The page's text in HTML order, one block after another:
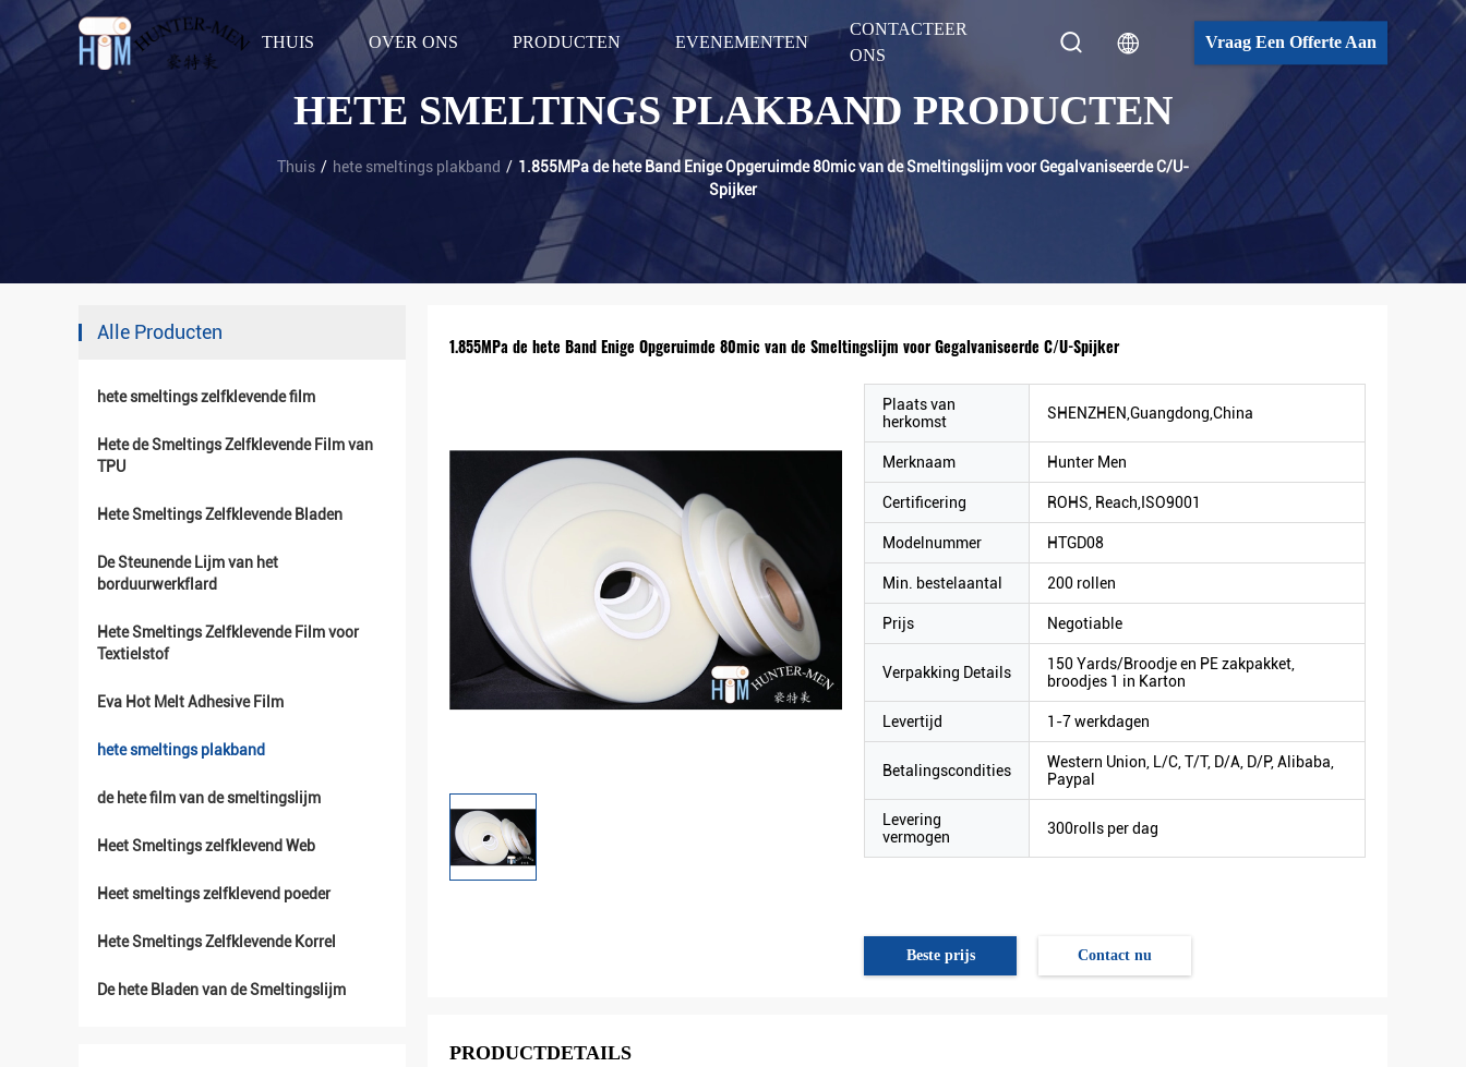
THUIS OVER ONS PRODUCTEN EVENEMENTEN
CONTACTEER
ONS
Vraag Een Offerte Aan
HETE SMELTINGS PLAKBAND PRODUCTEN
Thuis / hete smeltings plakband / 1.855MPa de hete Band Enige Opgeruimde 80mic van de Smeltingslijm voor Gegalvaniseerde C/U-
Spijker
Alle Producten
hete smeltings zelfklevende film
Hete de Smeltings Zelfklevende Film van
TPU
Hete Smeltings Zelfklevende Bladen
De Steunende Lijm van het
borduurwerkflard
Hete Smeltings Zelfklevende Film voor
Textielstof
Eva Hot Melt Adhesive Film
hete smeltings plakband
de hete film van de smeltingslijm
Heet Smeltings zelfklevend Web
Heet smeltings zelfklevend poeder
Hete Smeltings Zelfklevende Korrel
De hete Bladen van de Smeltingslijm
1.855MPa de hete Band Enige Opgeruimde 80mic van de Smeltingslijm voor Gegalvaniseerde C/U-Spijker
Plaats van
herkomst
SHENZHEN,Guangdong,China
Merknaam Hunter Men
Certificering ROHS, Reach,ISO9001
Modelnummer HTGD08
Min. bestelaantal 200 rollen
Prijs Negotiable
Verpakking Details
150 Yards/Broodje en PE zakpakket,
broodjes 1 in Karton
Levertijd 1-7 werkdagen
Betalingscondities
Western Union, L/C, T/T, D/A, D/P, Alibaba,
Paypal
Levering
vermogen
300rolls per dag
Beste prijs Contact nu
PRODUCTDETAILS